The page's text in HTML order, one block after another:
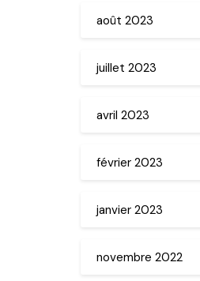
août 2023
juillet 2023
avril 2023
février 2023
janvier 2023
novembre 2022